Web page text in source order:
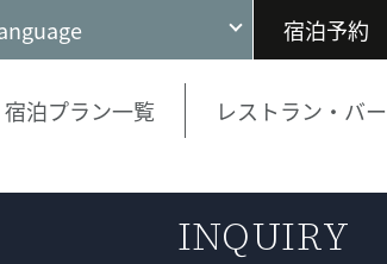
宿泊予約
宿泊プラン一覧 レストラン・バー
INQUIRY